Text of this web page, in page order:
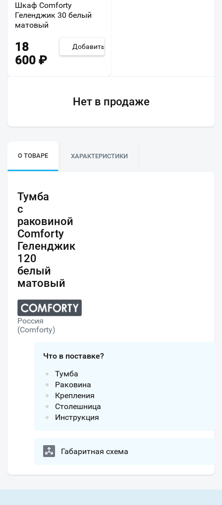
Шкаф Comforty
Геленджик 30 белый
матовый
18
600 ₽
Добавить
Нет в продаже
О ТОВАРЕ ХАРАКТЕРИСТИКИ
Тумба
с
раковиной
Comforty
Геленджик
120
белый
матовый
Россия
(Comforty)
Что в поставке?
Тумба
Раковина
Крепления
Столешница
Инструкция
Габаритная схема